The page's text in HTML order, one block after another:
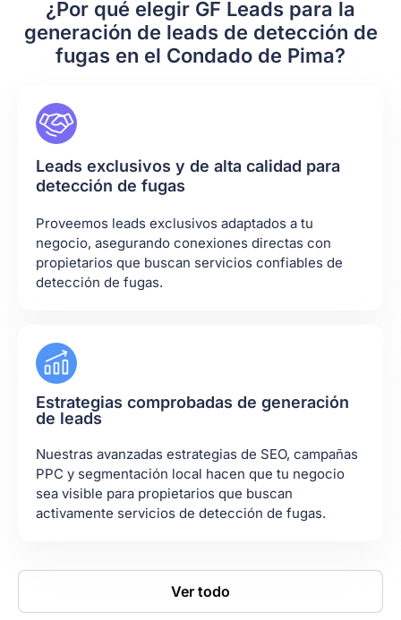
¿Por qué elegir GF Leads para la
generación de leads de detección de
fugas en el Condado de Pima?
Leads exclusivos y de alta calidad para
detección de fugas
Proveemos leads exclusivos adaptados a tu
negocio, asegurando conexiones directas con
propietarios que buscan servicios confiables de
detección de fugas.
Estrategias comprobadas de generación
de leads
Nuestras avanzadas estrategias de SEO, campañas
PPC y segmentación local hacen que tu negocio
sea visible para propietarios que buscan
activamente servicios de detección de fugas.
Ver todo